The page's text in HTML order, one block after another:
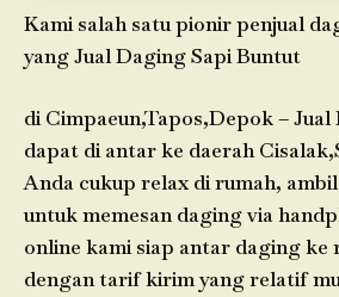
Kami salah satu pionir penjual
yang Jual Daging Sapi Buntut
di Cimpaeun,Tapos,Depok –
dapat di antar ke daerah
Anda cukup relax di rumah,
untuk memesan daging via
online kami siap antar daging ke
dengan tarif kirim yang relatif